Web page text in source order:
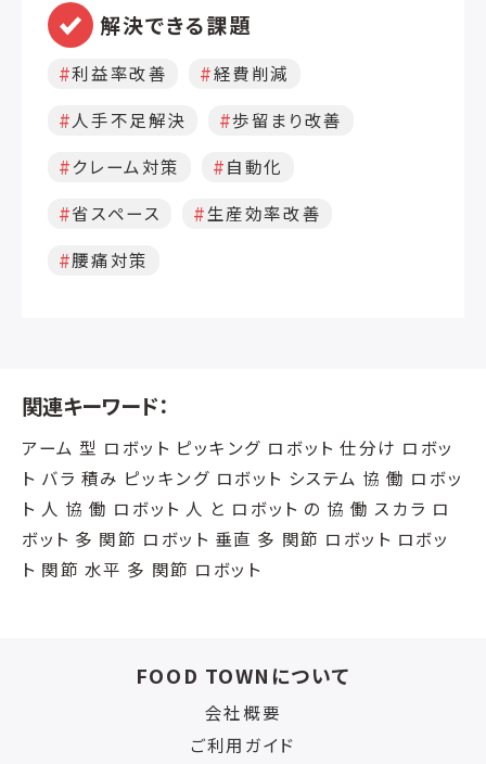
納されます。 ◎ コンベアタイプ洗浄機と
の連携 自動仕分けロボットは、コンベア
タイプ洗浄機と連携することで、作業の効
率化と同時に、食器洗浄室の環境改善を
実現します。
解決できる課題
利益率改善
経費削減
人手不足解決
歩留まり改善
クレーム対策
自動化
省スペース
生産効率改善
腰痛対策
関連キーワード：
アーム 型 ロボット ピッキング ロボット 仕分け ロボッ
ト バラ 積み ピッキング ロボット システム 協 働 ロボッ
ト 人 協 働 ロボット 人 と ロボット の 協 働 スカラ ロ
ボット 多 関節 ロボット 垂直 多 関節 ロボット ロボッ
ト 関節 水平 多 関節 ロボット
FOOD TOWNについて
会社概要
ご利用ガイド